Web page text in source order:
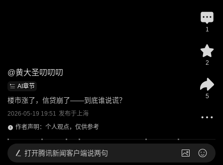
@黄大圣叨叨叨
AI章节
楼市涨了，信贷崩了——到底谁说谎？
2026-05-19 19:51 发布于上海
作者声明：个人观点，仅供参考
1
2
5
打开腾讯新闻客户端说两句